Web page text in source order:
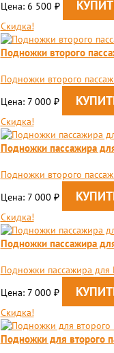
Цена: 6 500 ₽
Скидка!
Подножки второго
Подножки второго
Цена: 7 000 ₽
Скидка!
Подножки пассажира
Подножки второго
Цена: 7 000 ₽
Скидка!
Подножки пассажира
Подножки пассажира для
Цена: 7 000 ₽
Скидка!
Подножки для второго